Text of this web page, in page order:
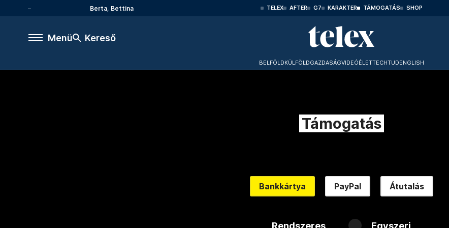
Berta, Bettina TELEX AFTER G7 KARAKTER TÁMOGATÁS SHOP
Menü Kereső
BELFÖLDKÜLFÖLDGAZDASÁGVIDEÓÉLETTECHTUDENGLISH
Támogatás
Bankkártya PayPal Átutalás
Rendszeres Egyszeri